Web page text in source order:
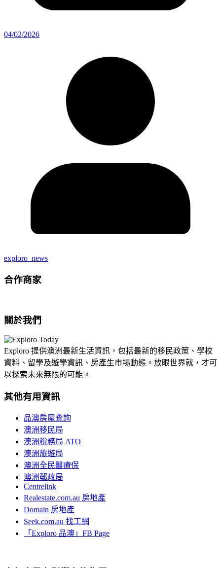
04/02/2026
exploro_news
合作商家
關於我們
Exploro 提供澳洲最新生活資訊，包括最新的移民政策、學校
資料、留學及遊學資訊、房產生市場動態。放眼世界就，才可
以探索未來無限的可能。
其他有用資訊
品澳房屋查詢
澳洲移民局
澳洲稅務局 ATO
澳洲旅遊局
澳洲全民醫療保
澳洲郵政局
Centrelink
Realestate.com.au 房地產
Domain 房地產
Seek.com.au 找工網
「Exploro 品澳」FB Page